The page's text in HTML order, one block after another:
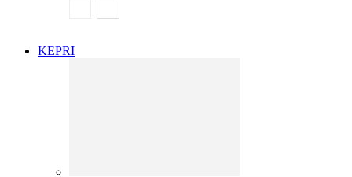
KEPRI